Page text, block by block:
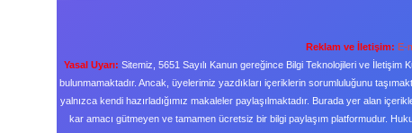
Reklam ve İletişim: E-
Yasal Uyarı: Sitemiz, 5651 Sayılı Kanun gereğince Bilgi Teknolojileri ve
bulunmamaktadır. Ancak, üyelerimiz yazdıkları içeriklerin sorumluluğunu
yalnızca kendi hazırladığımız makaleler paylaşılmaktadır. Burada yer alan
kar amacı gütmeyen ve tamamen ücretsiz bir bilgi paylaşım platformudur.